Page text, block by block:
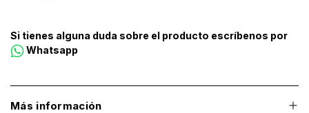
Si tienes alguna duda sobre el producto escríbenos por
Whatsapp
Más información